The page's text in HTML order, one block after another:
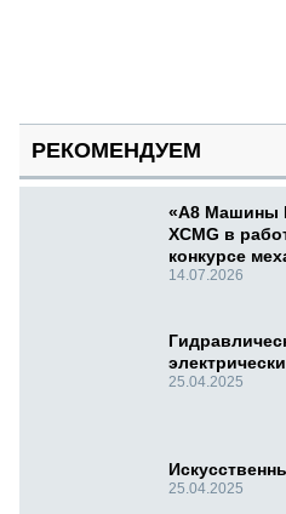
РЕКОМЕНДУЕМ
«А8 Машины
XCMG в
конкурсе
14.07.2026
25.04.2025
25.04.2025